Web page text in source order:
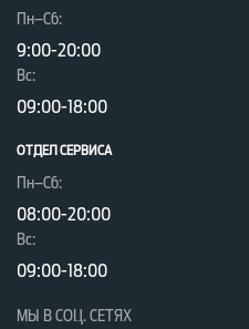
Пн–Сб:
9:00-20:00
Вc:
09:00-18:00
ОТДЕЛ CЕРВИСА
Пн–Сб:
08:00-20:00
Вc:
09:00-18:00
МЫ В СОЦ. СЕТЯХ